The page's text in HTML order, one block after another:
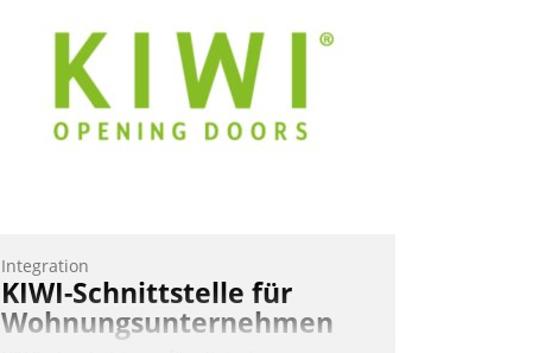
Integration
KIWI-Schnittstelle für
Wohnungsunternehmen